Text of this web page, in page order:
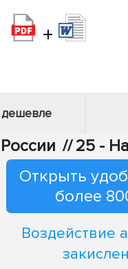
+
// 25 -
Открыть
более
Воздействие